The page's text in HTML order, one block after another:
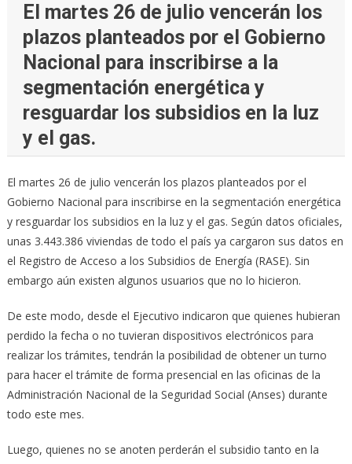
El martes 26 de julio vencerán los
plazos planteados por el Gobierno
Nacional para inscribirse a la
segmentación energética y
resguardar los subsidios en la luz
y el gas.
El martes 26 de julio vencerán los plazos planteados por el
Gobierno Nacional para inscribirse en la segmentación energética
y resguardar los subsidios en la luz y el gas. Según datos oficiales,
unas 3.443.386 viviendas de todo el país ya cargaron sus datos en
el Registro de Acceso a los Subsidios de Energía (RASE). Sin
embargo aún existen algunos usuarios que no lo hicieron.
De este modo, desde el Ejecutivo indicaron que quienes hubieran
perdido la fecha o no tuvieran dispositivos electrónicos para
realizar los trámites, tendrán la posibilidad de obtener un turno
para hacer el trámite de forma presencial en las oficinas de la
Administración Nacional de la Seguridad Social (Anses) durante
todo este mes.
Luego, quienes no se anoten perderán el subsidio tanto en la